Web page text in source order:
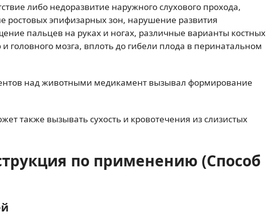
либо недоразвитие наружного слухового прохода,
ростовых эпифизарных зон, нарушение развития
пальцев на руках и ногах, различные варианты костных
головного мозга, вплоть до гибели плода в перинатальном
над животными медикамент вызывал формирование
также вызывать сухость и кровотечения из слизистых
по применению (Способ